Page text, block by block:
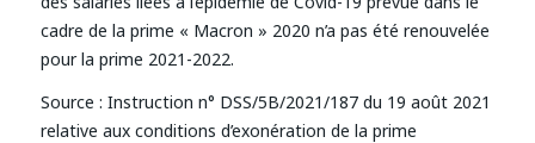
cadre de la prime « Macron » 2020 n’a pas été renouvelée
pour la prime 2021-2022.
Source : Instruction n° DSS/5B/2021/187 du 19 août 2021
relative aux conditions d’exonération de la prime